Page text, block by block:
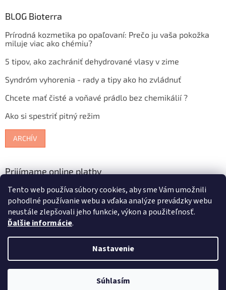
Tento web používa súbory cookies, aby sme Vám umožnili
pohodlné používanie webu a vďaka analýze prevádzky webu
neustále zlepšovali jeho funkcie, výkon a použiteľnosť.
Ďalšie informácie.
Nastavenie
Súhlasím
BLOG Bioterra
Prírodná kozmetika po opaľovaní: Prečo ju vaša pokožka
miluje viac ako chémiu?
5 tipov, ako zachrániť dehydrované vlasy v zime
Syndróm vyhorenia - rady a tipy ako ho zvládnuť
Chcete mať čisté a voňavé prádlo bez chemikálií ?
Ako si spestriť pitný režim
ARCHÍV
Prijímame online platby
Copyright 2026Bioterra.sk. Všetky práva vyhradené.Upraviť
nastavenie cookies